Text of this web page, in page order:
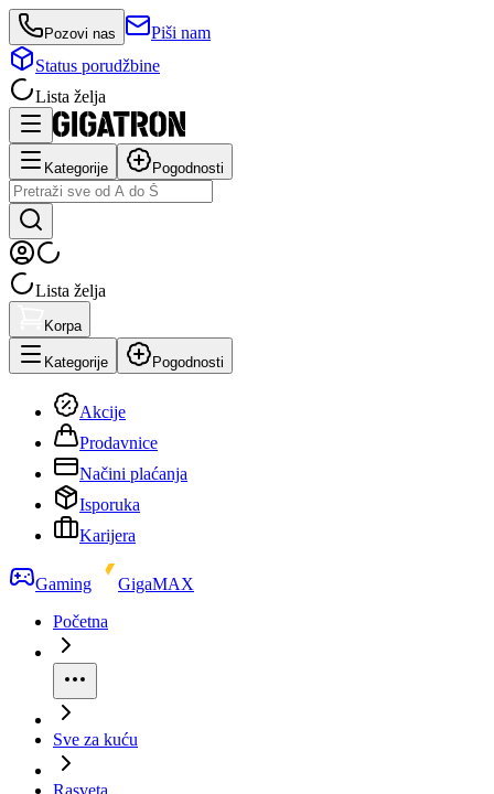
Pozovi nas
Piši nam
Status porudžbine
Lista želja
Kategorije Pogodnosti
Lista želja
Korpa
Kategorije Pogodnosti
Akcije
Prodavnice
Načini plaćanja
Isporuka
Karijera
Gaming
GigaMAX
Početna
Sve za kuću
Rasveta